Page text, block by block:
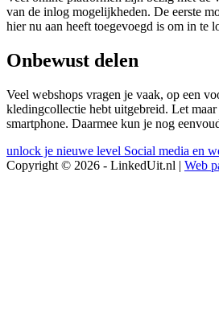
van de inlog mogelijkheden. De eerste
hier nu aan heeft toegevoegd is om in te
Onbewust delen
Veel webshops vragen je vaak, op een
kledingcollectie hebt uitgebreid. Let
smartphone. Daarmee kun je nog
unlock je nieuwe level Social media en
Copyright © 2026 - LinkedUit.nl | Web